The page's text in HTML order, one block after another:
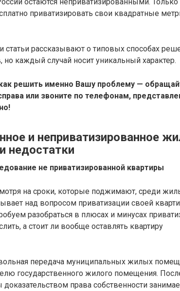
приватизировать свои квадратные
статьи рассказывают о типовых способах
каждый случай носит уникальный характер.
решить именно Вашу проблему —
или звоните по телефонам,
и неприватизированное
недостатки
не приватизированной квартиры
на сроки, которые поджимают, среди
над вопросом приватизации своей
разобраться в плюсах и минусах
а стоит ли вообще оставлять квартиру
передача муниципальных жилых
государственного жилого помещения.
доказательством права собственности